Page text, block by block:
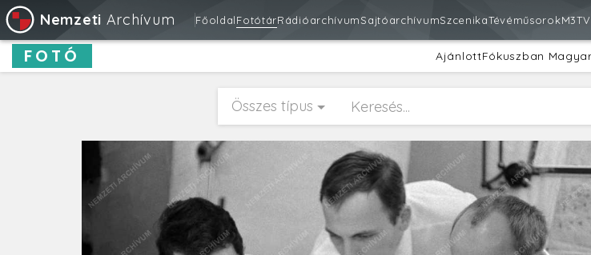
Nemzeti Archívum FőoldalFotótárRádióarchívumSajtóarchívumSzcenikaTévéműsorokM3
FOTÓ AjánlottFókuszban
Összes típus